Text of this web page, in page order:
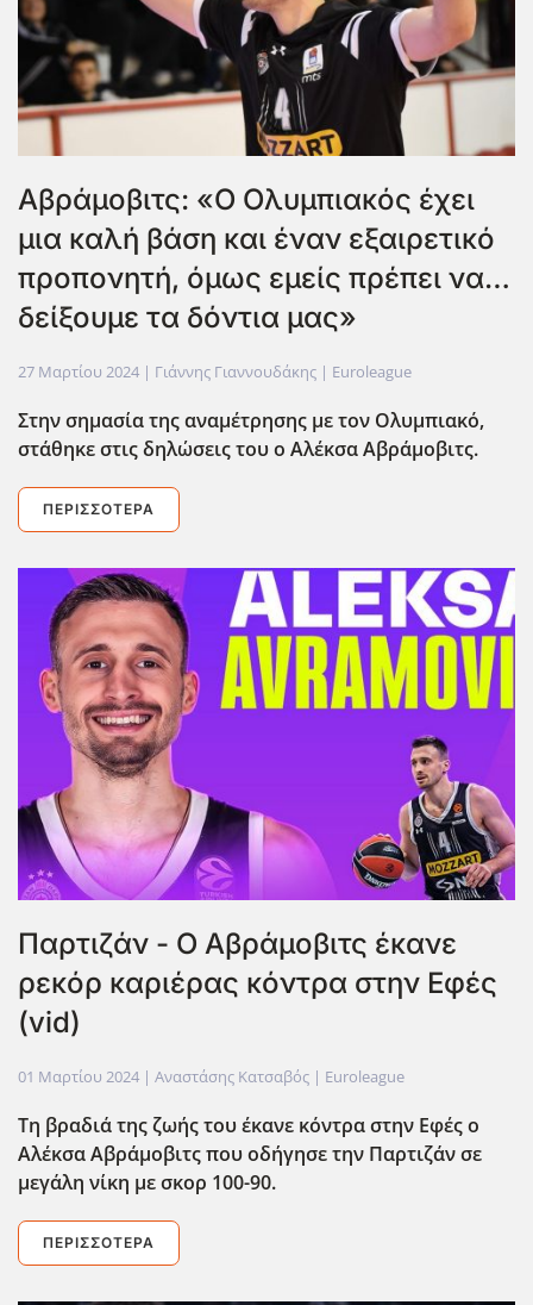
Αβράμοβιτς: «Ο Ολυμπιακός έχει
μια καλή βάση και έναν εξαιρετικό
προπονητή, όμως εμείς πρέπει να…
δείξουμε τα δόντια μας»
27 Μαρτίου 2024 | Γιάννης Γιαννουδάκης | Euroleague
Στην σημασία της αναμέτρησης με τον Ολυμπιακό,
στάθηκε στις δηλώσεις του ο Αλέκσα Αβράμοβιτς.
ΠΕΡΙΣΣΌΤΕΡΑ
Παρτιζάν - Ο Αβράμοβιτς έκανε
ρεκόρ καριέρας κόντρα στην Εφές
(vid)
01 Μαρτίου 2024 | Αναστάσης Κατσαβός | Euroleague
Τη βραδιά της ζωής του έκανε κόντρα στην Εφές ο
Αλέκσα Αβράμοβιτς που οδήγησε την Παρτιζάν σε
μεγάλη νίκη με σκορ 100-90.
ΠΕΡΙΣΣΌΤΕΡΑ